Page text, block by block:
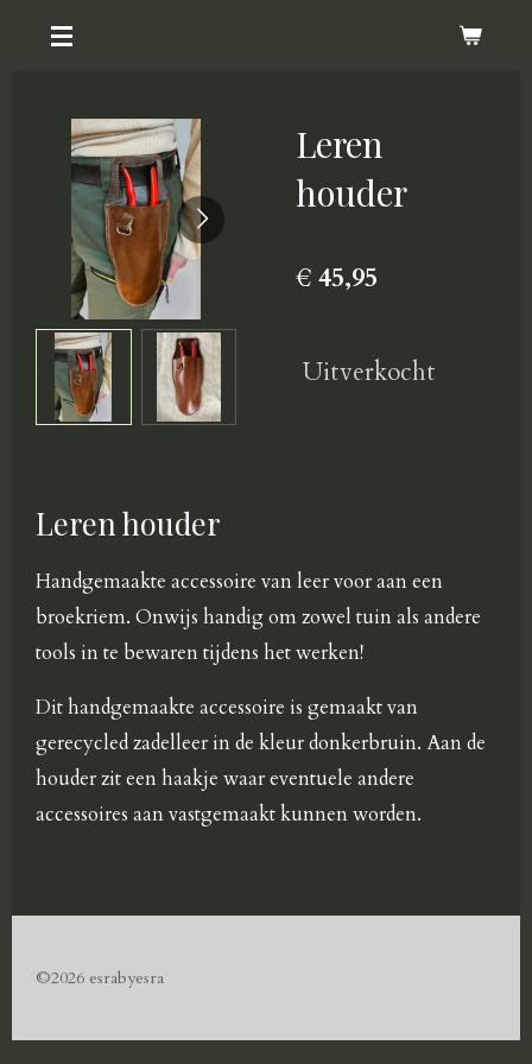
hoofdinhoud
Leren
houder
€ 45,95
Uitverkocht
Leren houder
Handgemaakte accessoire van leer voor aan een
broekriem. Onwijs handig om zowel tuin als andere
tools in te bewaren tijdens het werken!
Dit handgemaakte accessoire is gemaakt van
gerecycled zadelleer in de kleur donkerbruin. Aan de
houder zit een haakje waar eventuele andere
accessoires aan vastgemaakt kunnen worden.
©2026 esrabyesra